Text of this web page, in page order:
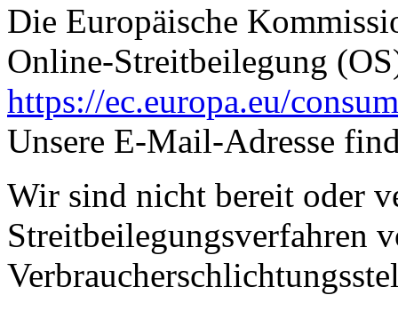
Die Europäische
Online-Streitbeilegung
https://ec.europa.eu/
Unsere E-Mail-Adresse
Wir sind nicht bereit oder
Streitbeilegungsverfahren